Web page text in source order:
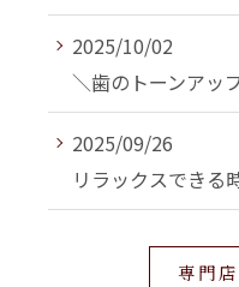
2025/10/02
＼歯のトーンアッ
2025/09/26
リラックスできる
専門